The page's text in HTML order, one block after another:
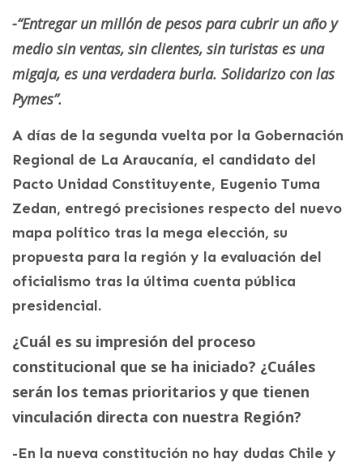
-“Entregar un millón de pesos para cubrir un año y
medio sin ventas, sin clientes, sin turistas es una
migaja, es una verdadera burla. Solidarizo con las
Pymes”.
A días de la segunda vuelta por la Gobernación
Regional de La Araucanía, el candidato del
Pacto Unidad Constituyente, Eugenio Tuma
Zedan, entregó precisiones respecto del nuevo
mapa político tras la mega elección, su
propuesta para la región y la evaluación del
oficialismo tras la última cuenta pública
presidencial.
¿Cuál es su impresión del proceso
constitucional que se ha iniciado? ¿Cuáles
serán los temas prioritarios y que tienen
vinculación directa con nuestra Región?
-En la nueva constitución no hay dudas Chile y